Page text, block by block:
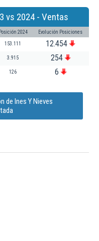
vs 2024 - Ventas
Posición 2024 Evolución Posiciones
153.111 12.454
3.915 254
126 6
de Ines Y Nieves